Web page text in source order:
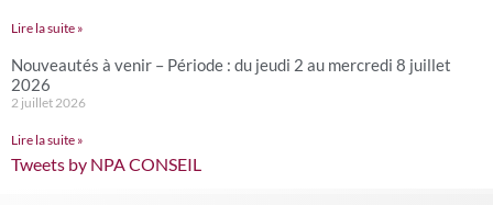
Lire la suite »
Nouveautés à venir – Période : du jeudi 2 au mercredi 8 juillet
2026
2 juillet 2026
Lire la suite »
Tweets by NPA CONSEIL